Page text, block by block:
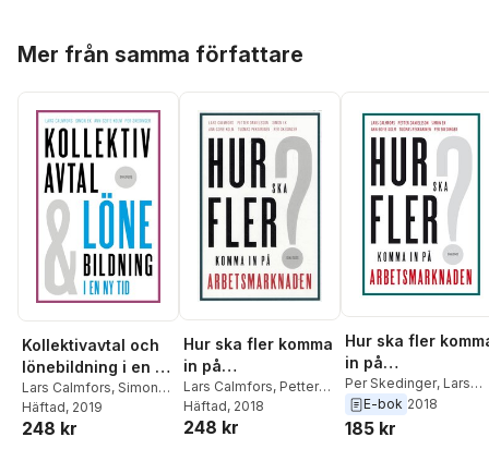
Mer från samma författare
Kollektivavtal och
lönebildning i en ny
tid
Lars Calmfors, Simon
Ek,Ann-Sofie Kolm
Skedinger
Häftad, 2019
248 kr
Hur ska fler komma
in på
arbetsmarknaden?
Lars Calmfors, Petter
Danielsson,Simon Ek
Ann-Sofie Kolm
Häftad, 2018
248 kr
Hur ska fler
in på
Per Skedinger, Lars
Calmfors ,Petter
Danielsson
E-bok 2018
185 kr